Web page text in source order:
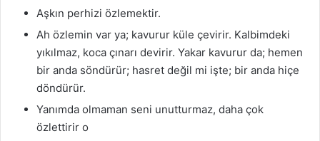
Aşkın perhizi özlemektir.
Ah özlemin var ya; kavurur küle çevirir. Kalbimdeki
yıkılmaz, koca çınarı devirir. Yakar kavurur da; hemen
bir anda söndürür; hasret değil mi işte; bir anda hiçe
döndürür.
Yanımda olmaman seni unutturmaz, daha çok
özlettirir o